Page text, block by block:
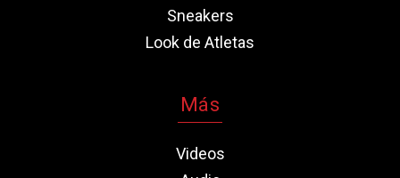
Sneakers
Look de Atletas
Más
Videos